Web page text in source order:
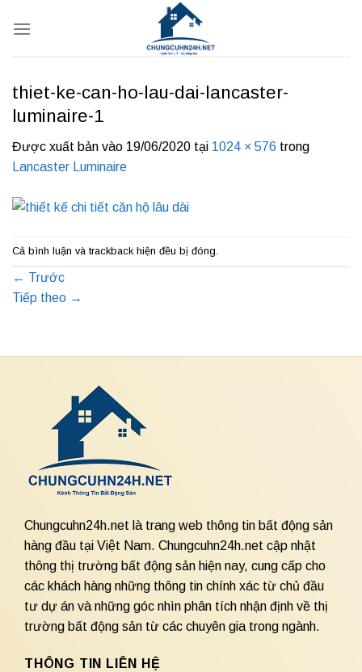
qua
thiet-ke-can-ho-lau-dai-lancaster-
luminaire-1
Được xuất bản vào 19/06/2020 tại 1024 × 576 trong
Lancaster Luminaire
Cả bình luận và trackback hiện đều bị đóng.
← Trước
Tiếp theo →
Chungcuhn24h.net là trang web thông tin bất động sản
hàng đầu tại Việt Nam. Chungcuhn24h.net cập nhật
thông thị trường bất động sản hiện nay, cung cấp cho
các khách hàng những thông tin chính xác từ chủ đầu
tư dự án và những góc nhìn phân tích nhận định về thị
trường bất động sản từ các chuyên gia trong ngành.
THÔNG TIN LIÊN HỆ